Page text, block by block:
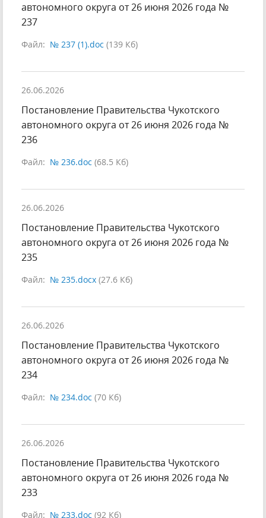
автономного округа от 26 июня 2026 года №
237
Файл: № 237 (1).doc (139 Кб)
26.06.2026
Постановление Правительства Чукотского
автономного округа от 26 июня 2026 года №
236
Файл: № 236.doc (68.5 Кб)
26.06.2026
Постановление Правительства Чукотского
автономного округа от 26 июня 2026 года №
235
Файл: № 235.docx (27.6 Кб)
26.06.2026
Постановление Правительства Чукотского
автономного округа от 26 июня 2026 года №
234
Файл: № 234.doc (70 Кб)
26.06.2026
Постановление Правительства Чукотского
автономного округа от 26 июня 2026 года №
233
Файл: № 233.doc (92 Кб)